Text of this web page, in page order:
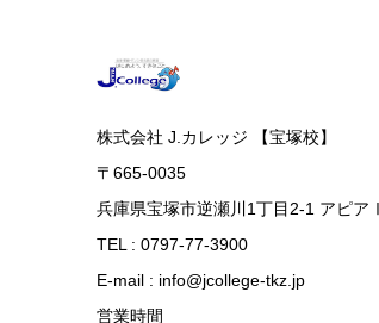
株式会社 J.カレッジ 【宝塚校】
〒665-0035
兵庫県宝塚市逆瀬川1丁目2-1 アピ
TEL : 0797-77-3900
E-mail : info@jcollege-tkz.jp
営業時間